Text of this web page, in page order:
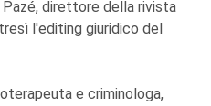
direttore della rivista
l'editing giuridico del
e criminologa,